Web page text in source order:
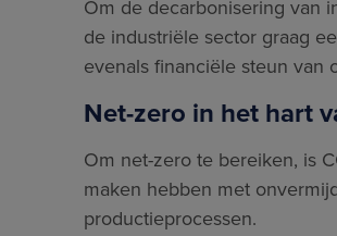
Om de decarbonisering van
de industriële sector graag
evenals financiële steun van
Net-zero in het hart
Om net-zero te bereiken, is
maken hebben met
productieprocessen.